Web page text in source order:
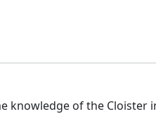
of the Cloister